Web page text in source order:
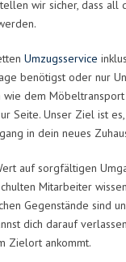
wir sicher, dass all
Umzugsservice
benötigst oder nur
wie dem
Seite. Unser Ziel ist
in dein neues
auf sorgfältigen
Mitarbeiter
Gegenstände sind
dich darauf
Zielort ankommt.